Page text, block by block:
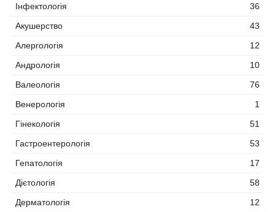
Інфектологія
36
Акушерство
43
Алергологія
12
Андрологія
10
Валеологія
76
Венерологія
1
Гінекологія
51
Гастроентерологія
53
Гепатологія
17
Дієтологія
58
Дерматологія
12